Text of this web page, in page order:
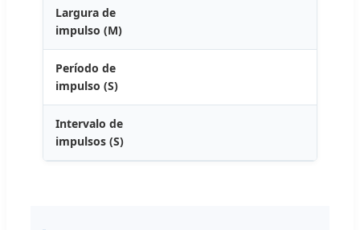
Largura de
impulso (M)
Período de
impulso (S)
Intervalo de
impulsos (S)